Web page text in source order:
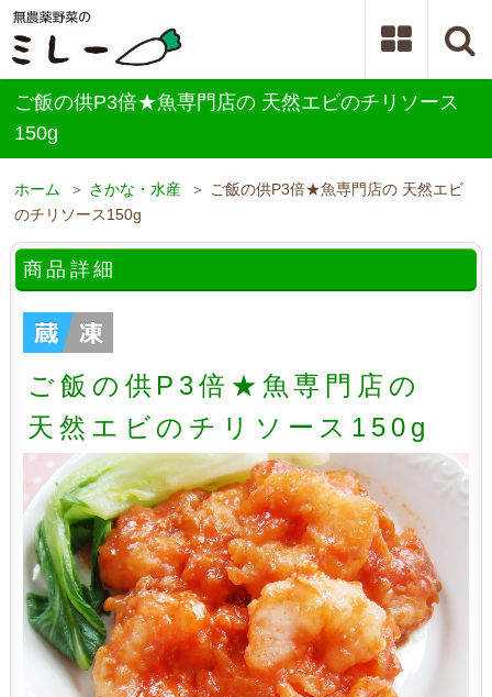
ご飯の供P3倍★魚専門店の 天然エビのチリソース
150g
ホーム ＞ さかな・水産 ＞ ご飯の供P3倍★魚専門店の 天然エビ
のチリソース150g
商品詳細
ご飯の供P3倍★魚専門店の
天然エビのチリソース150g